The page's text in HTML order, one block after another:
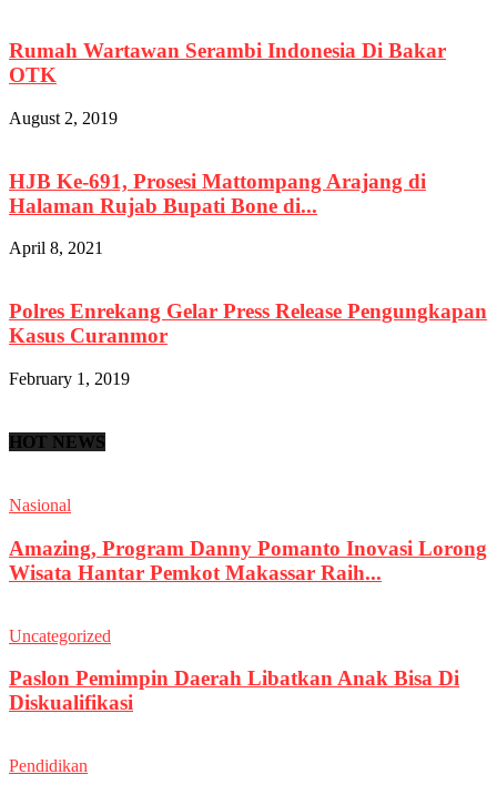
Rumah Wartawan Serambi Indonesia Di Bakar
OTK
August 2, 2019
HJB Ke-691, Prosesi Mattompang Arajang di
Halaman Rujab Bupati Bone di...
April 8, 2021
Polres Enrekang Gelar Press Release Pengungkapan
Kasus Curanmor
February 1, 2019
HOT NEWS
Nasional
Amazing, Program Danny Pomanto Inovasi Lorong
Wisata Hantar Pemkot Makassar Raih...
Uncategorized
Paslon Pemimpin Daerah Libatkan Anak Bisa Di
Diskualifikasi
Pendidikan